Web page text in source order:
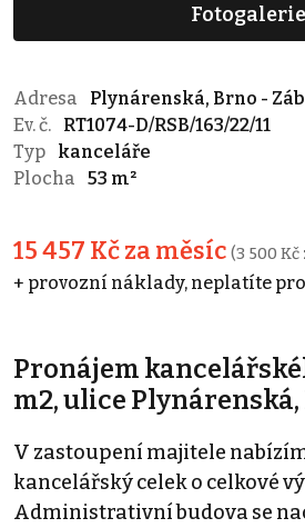
Fotogalerie
Adresa
Plynárenská, Brno -
Ev. č.
RT1074-D/RSB/163/22/11
Typ
kanceláře
Plocha
53 m²
15 457 Kč za měsíc (3 500 Kč
+ provozní náklady, neplatíte
Pronájem
m2, ulice
V zastoupení majitele
kancelářský celek o celkové
Administrativní budova se